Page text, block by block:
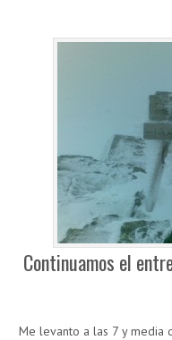
Continuamos el
Me levanto a las 7 y media